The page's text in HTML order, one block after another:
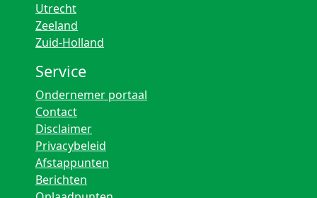
Utrecht
Zeeland
Zuid-Holland
Service
Ondernemer portaal
Contact
Disclaimer
Privacybeleid
Afstappunten
Berichten